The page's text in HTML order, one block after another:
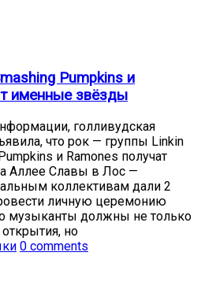
Pumpkins и
именные звёзды
голливудская
что рок — группы Linkin
и Ramones получат
Аллее Славы в Лос —
коллективам дали 2
личную церемонию
музыканты должны не только
но
0 comments